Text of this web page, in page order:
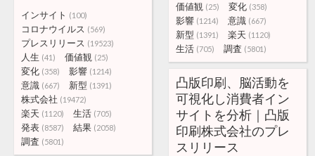
価値観 (25) 変化 (358)
影響 (1214) 意識 (667)
新型 (1391) 楽天 (1120)
生活 (705) 調査 (5801)
インサイト (100)
コロナウイルス (569)
プレスリリース (19523)
人生 (41) 価値観 (25)
変化 (358) 影響 (1214)
意識 (667) 新型 (1391)
株式会社 (19472)
楽天 (1120) 生活 (705)
発表 (8587) 結果 (2058)
調査 (5801)
凸版印刷、脳活動を
可視化し消費者イン
サイトを分析｜凸版
印刷株式会社のプレ
スリリース